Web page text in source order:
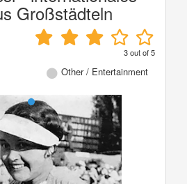
Großstädteln
3out of5
Other / Entertainment